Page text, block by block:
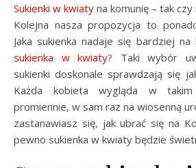
Sukienki w kwiaty na komunię – tak czy
Kolejna nasza propozycja to
Jaka sukienka nadaje się bardziej na
sukienka w kwiaty? Taki wybór
sukienki doskonale sprawdzają się
Każda kobieta wygląda w
promiennie, w sam raz na wiosenną
zastanawiasz się, jak ubrać się na
pewno sukienka w kwiaty będzie